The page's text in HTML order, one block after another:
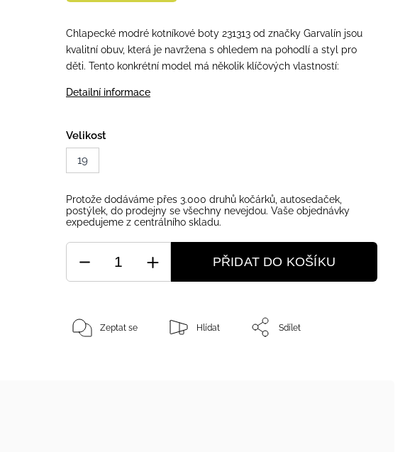
Chlapecké modré kotníkové boty 231313 od značky Garvalín jsou
kvalitní obuv, která je navržena s ohledem na pohodlí a styl pro
děti. Tento konkrétní model má několik klíčových vlastností:
Detailní informace
Velikost
19
Protože dodáváme přes 3.000 druhů kočárků, autosedaček,
postýlek, do prodejny se všechny nevejdou. Vaše objednávky
expedujeme z centrálního skladu.
PŘIDAT DO KOŠÍKU
Zeptat se Hlídat Sdílet